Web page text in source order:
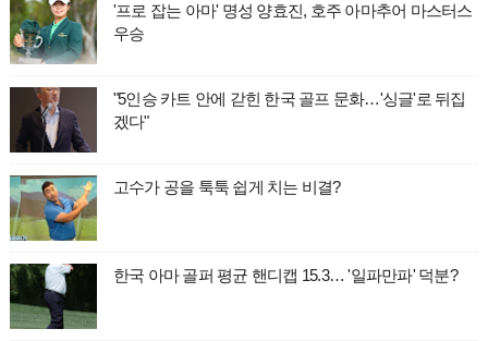
'프로 잡는 아마' 명성 양효진, 호주 아마추어 마스터스
우승
"5인승 카트 안에 갇힌 한국 골프 문화…'싱글'로 뒤집
겠다"
고수가 공을 툭툭 쉽게 치는 비결?
한국 아마 골퍼 평균 핸디캡 15.3… '일파만파' 덕분?